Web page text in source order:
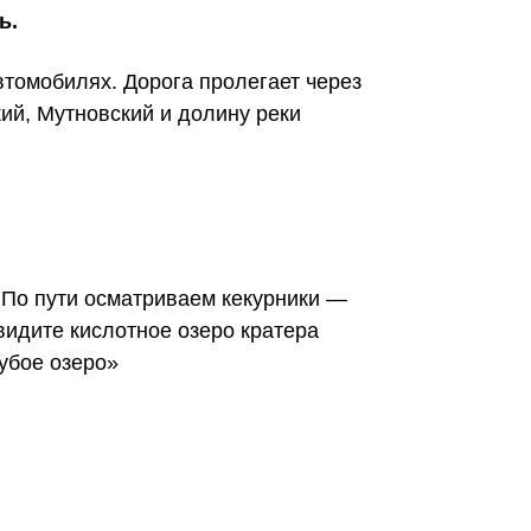
Дорога пролегает через
Мутновский и долину реки
пути осматриваем кекурники —
кислотное озеро кратера
озеро»